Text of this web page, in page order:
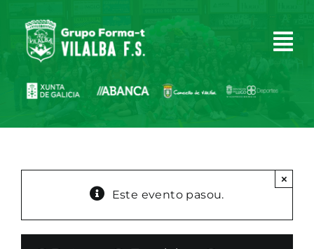
content
Este evento pasou.
×